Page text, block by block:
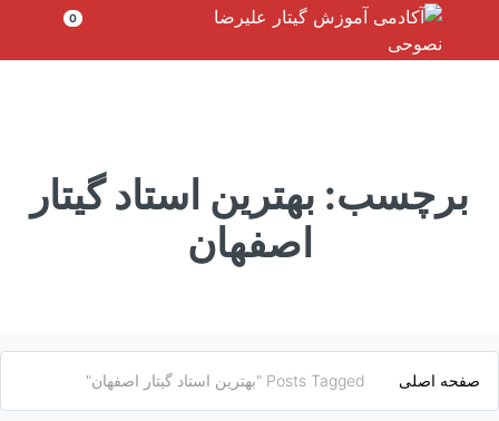
محتوا
0
برچسب: بهترین استاد گیتار
اصفهان
صفحه اصلی Posts Tagged "بهترین استاد گیتار اصفهان"